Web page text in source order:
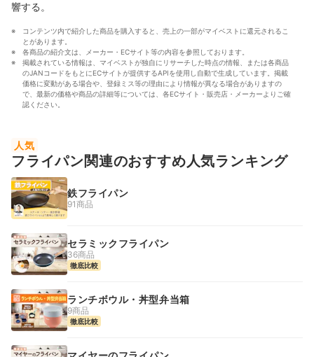
響する。
コンテンツ内で紹介した商品を購入すると、売上の一部がマイベストに還元されるこ
とがあります。
各商品の紹介文は、メーカー・ECサイト等の内容を参照しております。
掲載されている情報は、マイベストが独自にリサーチした時点の情報、または各商品
のJANコードをもとにECサイトが提供するAPIを使用し自動で生成しています。掲載
価格に変動がある場合や、登録ミス等の理由により情報が異なる場合がありますの
で、最新の価格や商品の詳細等については、各ECサイト・販売店・メーカーよりご確
認ください。
人気
フライパン関連のおすすめ人気ランキング
鉄フライパン
91商品
セラミックフライパン
36商品
徹底比較
ランチボウル・丼型弁当箱
9商品
徹底比較